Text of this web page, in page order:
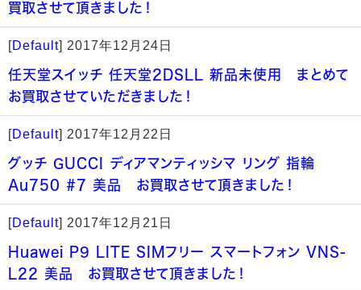
買取させて頂きました！
[Default] 2017年12月24日
任天堂スイッチ 任天堂2DSLL 新品未使用 まとめて
お買取させていただきました！
[Default] 2017年12月22日
グッチ GUCCI ディアマンティッシマ リング 指輪
Au750 #7 美品 お買取させて頂きました！
[Default] 2017年12月21日
Huawei P9 LITE SIMフリー スマートフォン VNS-
L22 美品 お買取させて頂きました！